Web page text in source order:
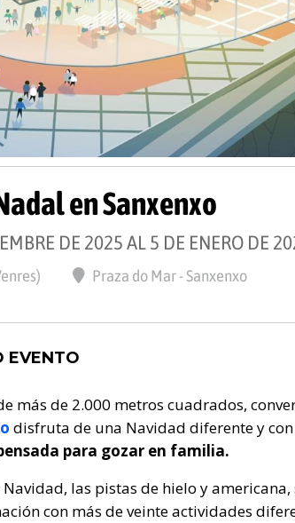
en Sanxenxo
DE 2025 AL 5 DE ENERO DE
Praza do Mar - Sanxenxo
EVENTO
más de 2.000 metros cuadrados,
disfruta de una Navidad diferente y
para gozar en familia.
las pistas de hielo y americana,
con más de veinte actividades